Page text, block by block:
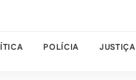
POLÍCIA JUSTIÇA